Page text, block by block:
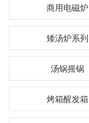
商用电磁炉
矮汤炉系列
汤锅摇锅
烤箱醒发箱